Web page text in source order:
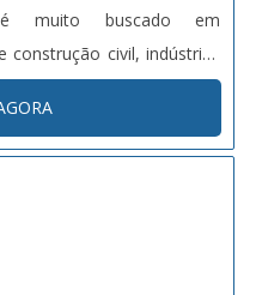
muito buscado em
civil, indústrias
ser fabricada em dois
porém ambos são